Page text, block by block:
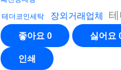
테더코인세탁 장외거래업체
좋아요 0 싫어요
인쇄